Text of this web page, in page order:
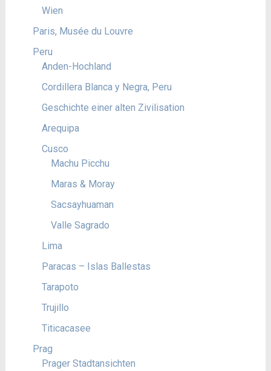
Wien
Paris, Musée du Louvre
Peru
Anden-Hochland
Cordillera Blanca y Negra, Peru
Geschichte einer alten Zivilisation
Arequipa
Cusco
Machu Picchu
Maras & Moray
Sacsayhuaman
Valle Sagrado
Lima
Paracas – Islas Ballestas
Tarapoto
Trujillo
Titicacasee
Prag
Prager Stadtansichten